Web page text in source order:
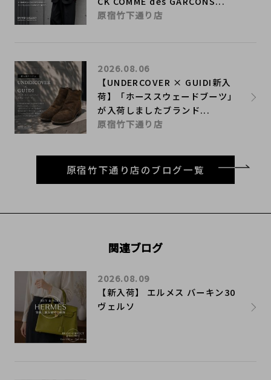
原宿竹下通り店
【UNDERCOVER × GUIDI新入
荷】「ホーススウェードブーツ」
が入荷しましたブランド...
2026.08.06
原宿竹下通り店
原宿竹下通り店のブログ一覧
関連ブログ
【新入荷】 エルメス バーキン30
ヴェルソ
2026.08.09